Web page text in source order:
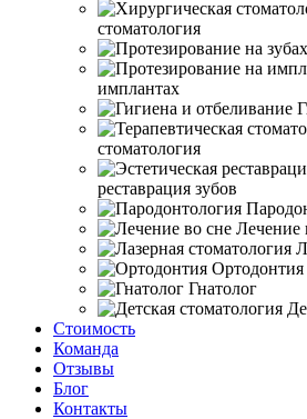
стоматология
имплантах
стоматология
реставрация зубов
Лечение
Ортодонтия
Гнатолог
Стоимость
Команда
Отзывы
Блог
Контакты